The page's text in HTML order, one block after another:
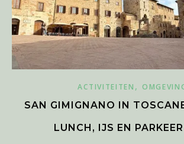
ACTIVITEITEN ,
SAN GIMIGNANO IN
LUNCH, IJS EN